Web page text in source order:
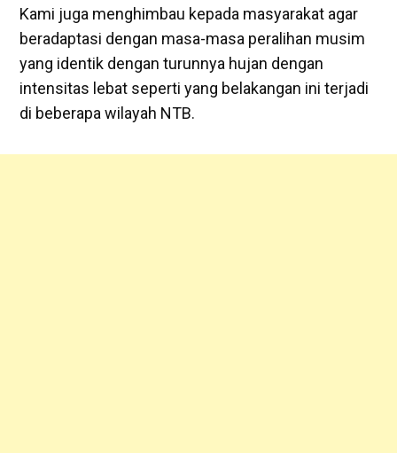
Kami juga menghimbau kepada masyarakat agar
beradaptasi dengan masa-masa peralihan musim
yang identik dengan turunnya hujan dengan
intensitas lebat seperti yang belakangan ini terjadi
di beberapa wilayah NTB.